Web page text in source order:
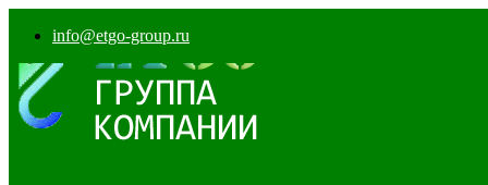
info@etgo-group.ru